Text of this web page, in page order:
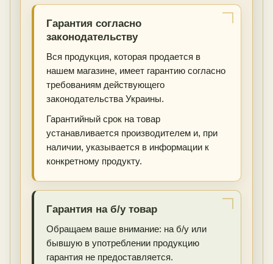
Гарантия согласно
законодательству
Вся продукция, которая продается в
нашем магазине, имеет гарантию согласно
требованиям действующего
законодательства Украины.
Гарантийный срок на товар
устанавливается производителем и, при
наличии, указывается в информации к
конкретному продукту.
Гарантия на б/у товар
Обращаем ваше внимание: на б/у или
бывшую в употреблении продукцию
гарантия не предоставляется.